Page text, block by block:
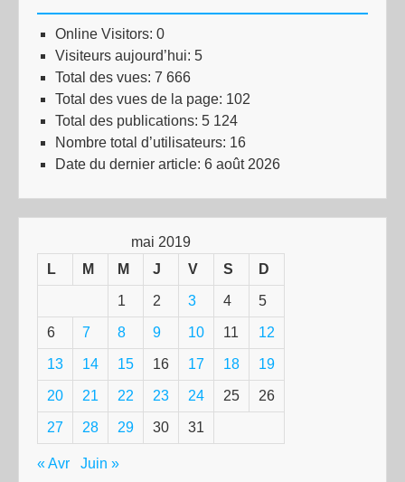
Online Visitors: 0
Visiteurs aujourd’hui: 5
Total des vues: 7 666
Total des vues de la page: 102
Total des publications: 5 124
Nombre total d’utilisateurs: 16
Date du dernier article: 6 août 2026
mai 2019
L
M M J V S D
1 2 3 4 5
6 7 8 9 10 11 12
13 14 15 16 17 18 19
20 21 22 23 24 25 26
27 28 29 30 31
« Avr Juin »